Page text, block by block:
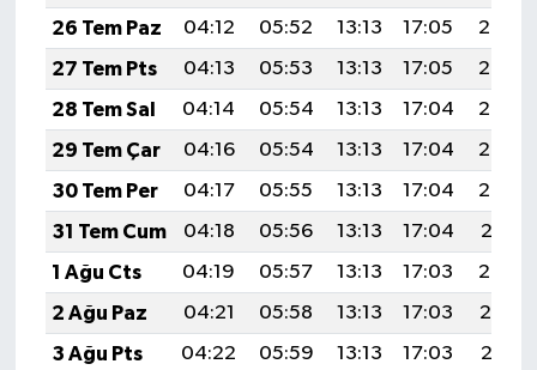
26 Tem Paz
04:12 05:52 13:13 17:05
20:25
27 Tem Pts
04:13 05:53 13:13 17:05
20:24
28 Tem Sal
04:14 05:54 13:13 17:04
20:23
29 Tem Çar
04:16 05:54 13:13 17:04
20:22
30 Tem Per
04:17 05:55 13:13 17:04
20:22
31 Tem Cum
04:18 05:56 13:13 17:04
20:21
1 Ağu Cts
04:19 05:57 13:13 17:03
20:20
2 Ağu Paz
04:21 05:58 13:13 17:03
20:19
3 Ağu Pts
04:22 05:59 13:13 17:03
20:18